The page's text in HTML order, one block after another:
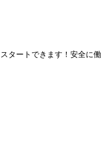
タートできます！安全に働